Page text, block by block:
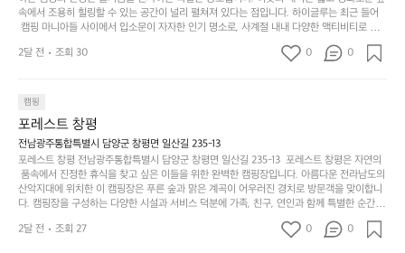
리
는
순
다.
그
럴
때
는
차
다.
일
상
에
고
다
니
고
싶
어
고,
단
순
하
하
지
않
은
디
자
해
변
캠
핑!
무
좋
네
요
이
속에서 조용히 힐링할 수 있는 공간이 널리 펼쳐져 있다는 점입니다. 하이글루는 최근 들어
캠핑 마니아들 사이에서 입소문이 자자한 인기 명소로, 사계절 내내 다양한 액티비티로 방
문객들을 맞이합니다. 특히, 하이글루의 독특한 시설인 글램핑 텐트는 고객들에게 아늑한 잠
자리를 제공하며, 캠핑의 매력을 한층 더해 줍니다. 밖에서는 자연의 소리를 들으며, 내부에
함께 좋은 시간을 보낼 수 있다는 것입니다. 또한, 하이글루 인근에는 다양한 트레킹 코스와
자전거 도로가 있어 아웃도어 활동을 좋아하는 이들에게 더욱 참조할 만한 장소가 됩니다.
담양의 아름다운 자연과 함께, 건강한 레저 활동을 즐기며 행복한 캠핑 경험을 쌓으실 수 있
습니다. 하이글루에서 특별한 순간을 만끽해보세요. 따뜻한 햇살과 함께하는 아침, 상징적인
담양의 죽녹원과 함께 어우러진 저녁, 그리고 고요한 밤하늘 아래에서 별을 바라보며 나누는
이야기들은 여러분의 캠핑 여행을 더욱 특별하게 만들어 줄 것입니다.  인기 정도: ★★★★
★
2달 전 조회 30 0 0
캠핑
포레스트 창평
전남광주통합특별시 담양군 창평면 일산길 235-13
포레스트 창평 전남광주통합특별시 담양군 창평면 일산길 235-13  포레스트 창평은 자연의
품속에서 진정한 휴식을 찾고 싶은 이들을 위한 완벽한 캠핑장입니다. 아름다운 전라남도의
산악지대에 위치한 이 캠핑장은 푸른 숲과 맑은 계곡이 어우러진 경치로 방문객을 맞이합니
다. 캠핑장을 구성하는 다양한 시설과 서비스 덕분에 가족, 친구, 연인과 함께 특별한 순간을
만들어갈 수 있는 최적의 공간이 됩니다.  포레스트 창평은 주말마다 직접 재배한 신선한 농
산물을 제공하는 캠핑장으로, 현지에서만 느낄 수 있는 자연의 맛을 경험할 수 있습니다. 또
2달 전 조회 27 0 0